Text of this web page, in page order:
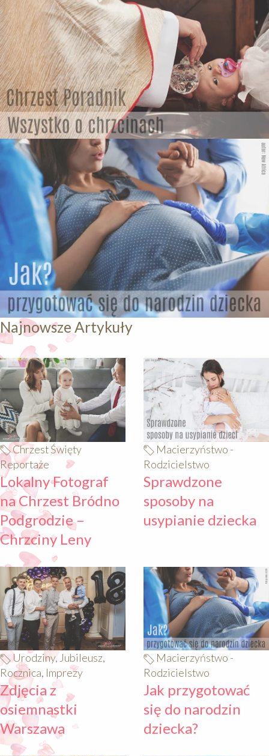
Najnowsze Artykuły
640
Chrzest Święty
Reportaże
Lokalny Fotograf
na Chrzest Bródno
Podgrodzie –
Chrzciny Leny
640
Macierzyństwo -
Rodzicielstwo
Sprawdzone
sposoby na
usypianie dziecka
640
Urodziny, Jubileusz,
Rocznica, Imprezy
Zdjęcia z
osiemnastki
Warszawa
640
Macierzyństwo -
Rodzicielstwo
Jak przygotować
się do narodzin
dziecka?